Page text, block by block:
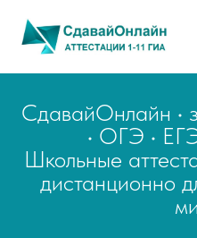
СдавайОнлайн •
• ОГЭ • ЕГЭ
Школьные
дистанционно